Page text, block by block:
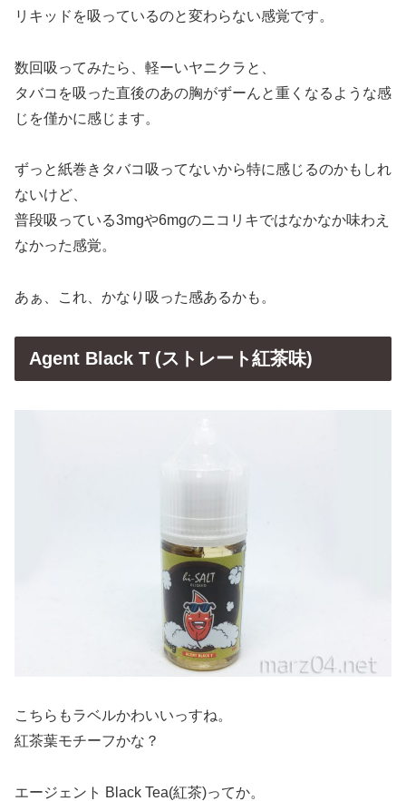
リキッドを吸っているのと変わらない感覚です。
数回吸ってみたら、軽ーいヤニクラと、
タバコを吸った直後のあの胸がずーんと重くなるような感
じを僅かに感じます。
ずっと紙巻きタバコ吸ってないから特に感じるのかもしれ
ないけど、
普段吸っている3mgや6mgのニコリキではなかなか味わえ
なかった感覚。
あぁ、これ、かなり吸った感あるかも。
Agent Black T (ストレート紅茶味)
こちらもラベルかわいいっすね。
紅茶葉モチーフかな？
エージェント Black Tea(紅茶)ってか。